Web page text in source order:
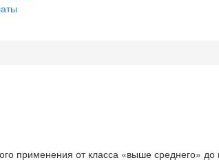
применения от класса «выше среднего» до